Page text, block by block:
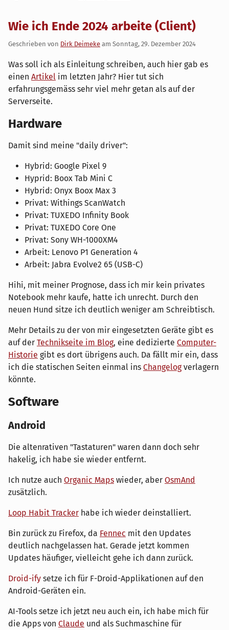
Wie ich Ende 2024 arbeite (Client)
Geschrieben von Dirk Deimeke am Sonntag, 29. Dezember 2024
Was soll ich als Einleitung schreiben, auch hier gab es
einen Artikel im letzten Jahr? Hier tut sich
erfahrungsgemäss sehr viel mehr getan als auf der
Serverseite.
Hardware
Damit sind meine "daily driver":
Hybrid: Google Pixel 9
Hyprid: Boox Tab Mini C
Hybrid: Onyx Boox Max 3
Privat: Withings ScanWatch
Privat: TUXEDO Infinity Book
Privat: TUXEDO Core One
Privat: Sony WH-1000XM4
Arbeit: Lenovo P1 Generation 4
Arbeit: Jabra Evolve2 65 (USB-C)
Hihi, mit meiner Prognose, dass ich mir kein privates
Notebook mehr kaufe, hatte ich unrecht. Durch den
neuen Hund sitze ich deutlich weniger am Schreibtisch.
Mehr Details zu der von mir eingesetzten Geräte gibt es
auf der Technikseite im Blog, eine dedizierte Computer-
Historie gibt es dort übrigens auch. Da fällt mir ein, dass
ich die statischen Seiten einmal ins Changelogverlagern
könnte.
Software
Android
Die altenrativen "Tastaturen" waren dann doch sehr
hakelig, ich habe sie wieder entfernt.
Ich nutze auch Organic Maps wieder, aber OsmAnd
zusätzlich.
Loop Habit Tracker habe ich wieder deinstalliert.
Bin zurück zu Firefox, da Fennec mit den Updates
deutlich nachgelassen hat. Gerade jetzt kommen
Updates häufiger, vielleicht gehe ich dann zurück.
Droid-ify setze ich für F-Droid-Applikationen auf den
Android-Geräten ein.
AI-Tools setze ich jetzt neu auch ein, ich habe mich für
die Apps von Claude und als Suchmaschine für